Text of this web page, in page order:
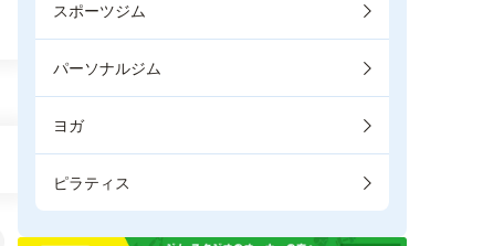
スポーツジム
パーソナルジム
ヨガ
ピラティス